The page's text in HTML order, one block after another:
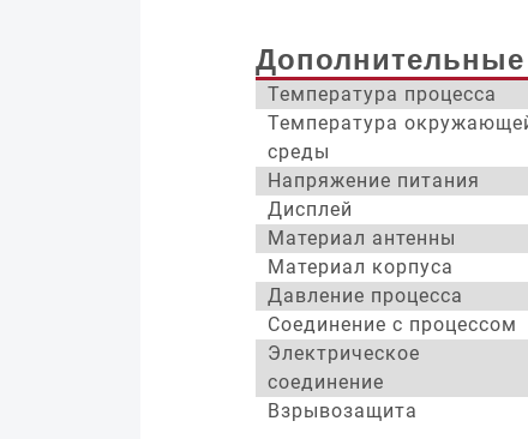
Дополнительные
Температура процесса
Температура
среды
Напряжение питания
Дисплей
Материал антенны
Материал корпуса
Давление процесса
Соединение с процессом
Электрическое
соединение
Взрывозащита